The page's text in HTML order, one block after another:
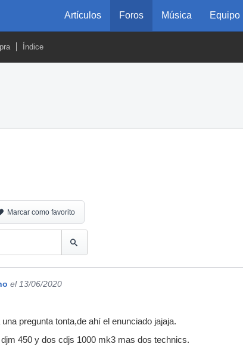
Artículos Foros Música Equipo
Índice
Marcar como favorito
el 13/06/2020
pregunta tonta,de ahí el enunciado jajaja.
djm 450 y dos cdjs 1000 mk3 mas dos technics.